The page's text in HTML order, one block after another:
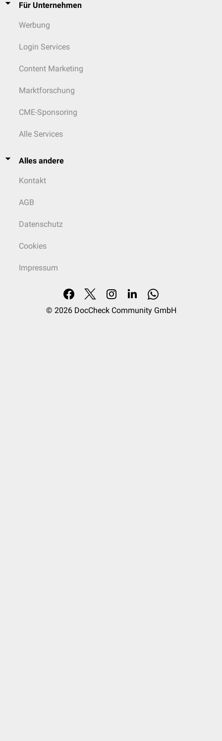
Für Unternehmen
Werbung
Login Services
Content Marketing
Marktforschung
CME-Sponsoring
Alle Services
Alles andere
Kontakt
AGB
Datenschutz
Cookies
Impressum
© 2026 DocCheck Community GmbH